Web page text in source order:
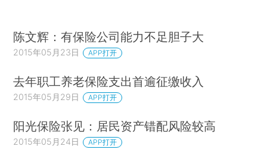
陈文辉：有保险公司能力不足胆子大
2015年05月23日 APP打开
去年职工养老保险支出首逾征缴收入
2015年05月29日 APP打开
阳光保险张见：居民资产错配风险较高
2015年05月24日 APP打开